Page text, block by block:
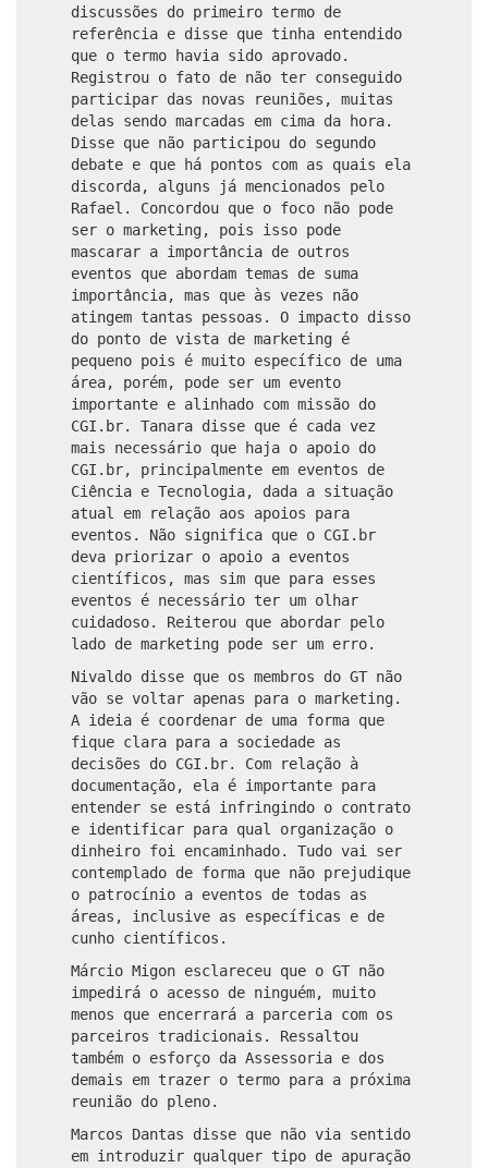
discussões do primeiro termo de
referência e disse que tinha entendido
que o termo havia sido aprovado.
Registrou o fato de não ter conseguido
participar das novas reuniões, muitas
delas sendo marcadas em cima da hora.
Disse que não participou do segundo
debate e que há pontos com as quais ela
discorda, alguns já mencionados pelo
Rafael. Concordou que o foco não pode
ser o marketing, pois isso pode
mascarar a importância de outros
eventos que abordam temas de suma
importância, mas que às vezes não
atingem tantas pessoas. O impacto disso
do ponto de vista de marketing é
pequeno pois é muito específico de uma
área, porém, pode ser um evento
importante e alinhado com missão do
CGI.br. Tanara disse que é cada vez
mais necessário que haja o apoio do
CGI.br, principalmente em eventos de
Ciência e Tecnologia, dada a situação
atual em relação aos apoios para
eventos. Não significa que o CGI.br
deva priorizar o apoio a eventos
científicos, mas sim que para esses
eventos é necessário ter um olhar
cuidadoso. Reiterou que abordar pelo
lado de marketing pode ser um erro.
Nivaldo disse que os membros do GT não
vão se voltar apenas para o marketing.
A ideia é coordenar de uma forma que
fique clara para a sociedade as
decisões do CGI.br. Com relação à
documentação, ela é importante para
entender se está infringindo o contrato
e identificar para qual organização o
dinheiro foi encaminhado. Tudo vai ser
contemplado de forma que não prejudique
o patrocínio a eventos de todas as
áreas, inclusive as específicas e de
cunho científicos.
Márcio Migon esclareceu que o GT não
impedirá o acesso de ninguém, muito
menos que encerrará a parceria com os
parceiros tradicionais. Ressaltou
também o esforço da Assessoria e dos
demais em trazer o termo para a próxima
reunião do pleno.
Marcos Dantas disse que não via sentido
em introduzir qualquer tipo de apuração